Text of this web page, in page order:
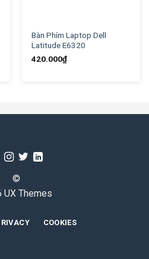
Bàn Phím Laptop Dell
Latitude E6320
420.000₫
©
UX Themes
COOKIES